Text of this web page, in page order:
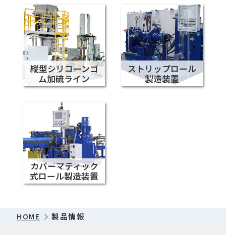
縦型シリコーンゴ
ム加硫ライン
ストリップロール
製造装置
カバーマティック
式ロール製造装置
HOME 製品情報